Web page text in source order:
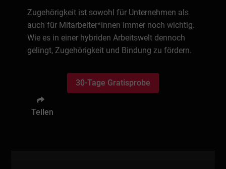
Zugehörigkeit ist sowohl für Unternehmen als
auch für Mitarbeiter*innen immer noch wichtig.
Wie es in einer hybriden Arbeitswelt dennoch
gelingt, Zugehörigkeit und Bindung zu fördern.
30-Tage Gratisprobe
Teilen